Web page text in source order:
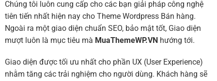
Chúng tôi luôn cung cấp cho các bạn giải pháp công nghệ
tiên tiến nhất hiện nay cho Theme Wordpress Bán hàng.
Ngoài ra một giao diện chuẩn SEO, bảo mật tốt, Giao diện
mượt luôn là mục tiêu mà MuaThemeWP.VN hướng tới.
Giao diện được tối ưu nhất cho phần UX (User Experience)
nhằm tăng các trải nghiệm cho người dùng. Khách hàng sẽ